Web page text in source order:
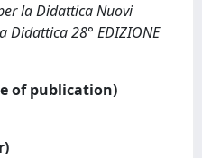
la Didattica Nuovi
Didattica 28° EDIZIONE
of publication)